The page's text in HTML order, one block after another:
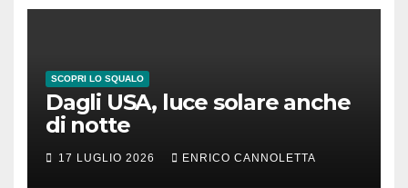
SCOPRI LO SQUALO
Dagli USA, luce solare anche
di notte
17 LUGLIO 2026 ENRICO CANNOLETTA